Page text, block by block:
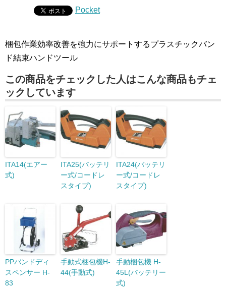
Pocket
梱包作業効率改善を強力にサポートするプラスチックバン
ド結束ハンドツール
この商品をチェックした人はこんな商品もチェ
ックしています
ITA14(エアー
式)
ITA25(バッテリ
ー式/コードレ
スタイプ)
ITA24(バッテリ
ー式/コードレ
スタイプ)
PPバンドディ
スペンサー H-
83
手動式梱包機H-
44(手動式)
手動梱包機 H-
45L(バッテリー
式)